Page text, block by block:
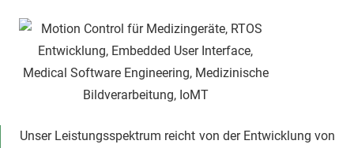
Unser Leistungsspektrum reicht von der Entwicklung von